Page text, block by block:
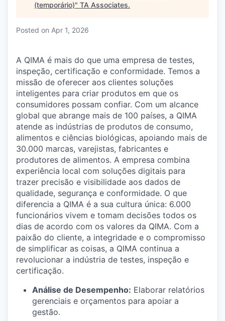
(temporário)" TA Associates.
Posted on Apr 1, 2026
A QIMA é mais do que uma empresa de testes,
inspeção, certificação e conformidade. Temos a
missão de oferecer aos clientes soluções
inteligentes para criar produtos em que os
consumidores possam confiar. Com um alcance
global que abrange mais de 100 países, a QIMA
atende as indústrias de produtos de consumo,
alimentos e ciências biológicas, apoiando mais de
30.000 marcas, varejistas, fabricantes e
produtores de alimentos. A empresa combina
experiência local com soluções digitais para
trazer precisão e visibilidade aos dados de
qualidade, segurança e conformidade. O que
diferencia a QIMA é a sua cultura única: 6.000
funcionários vivem e tomam decisões todos os
dias de acordo com os valores da QIMA. Com a
paixão do cliente, a integridade e o compromisso
de simplificar as coisas, a QIMA continua a
revolucionar a indústria de testes, inspeção e
certificação.
Análise de Desempenho: Elaborar relatórios
gerenciais e orçamentos para apoiar a
gestão.